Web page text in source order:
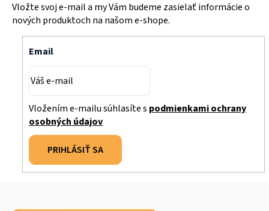
Vložte svoj e-mail a my Vám budeme zasielať informácie o
nových produktoch na našom e-shope.
Email
Vložením e-mailu súhlasíte s podmienkami ochrany
osobných údajov
PRIHLÁSIŤ SA